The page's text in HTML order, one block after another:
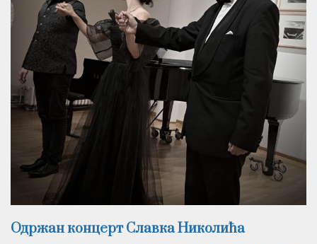
Одржан концерт Славка Николића